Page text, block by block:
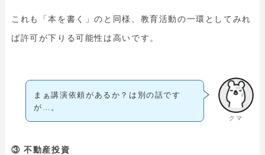
これも「本を書く」のと同様、教育活動の一環としてみれ
ば許可が下りる可能性は高いです。
クマ
まぁ講演依頼があるか？は別の話です
が…。
③ 不動産投資